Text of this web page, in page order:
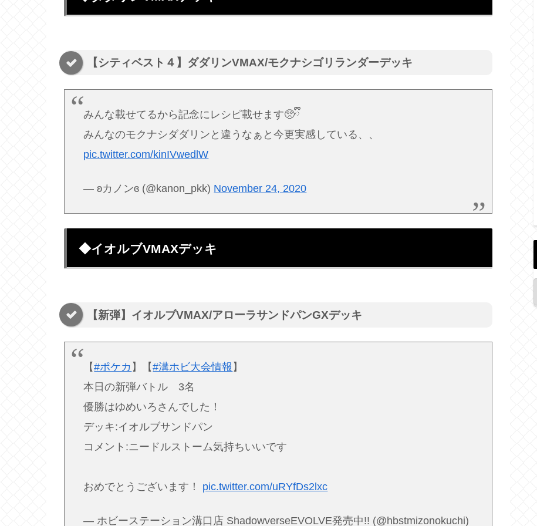
【シティベスト４】ダダリンVMAX/モクナシゴリランダーデッキ
みんな載せてるから記念にレシピ載せます🥺ྀི
みんなのモクナシダダリンと違うなぁと今更実感している、、
pic.twitter.com/kinIVwedlW
— ʚカノンɞ (@kanon_pkk) November 24, 2020
◆イオルブVMAXデッキ
【新弾】イオルブVMAX/アローラサンドパンGXデッキ
【#ポケカ 】【#溝ホビ大会情報 】
本日の新弾バトル 3名
優勝はゆめいろさんでした！
デッキ:イオルブサンドパン
コメント:ニードルストーム気持ちいいです
おめでとうございます！ pic.twitter.com/uRYfDs2lxc
— ホビーステーション溝口店 ShadowverseEVOLVE発売中!! (@hbstmizonokuchi)